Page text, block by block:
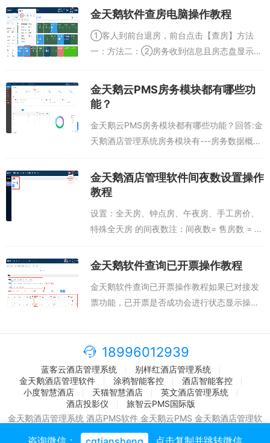
点击查询，可以查出当前单位/中介的所有预订
金天鹅软件查房电脑操作教程
①客人到前台退房，前台点击【查房】方法
一：方法二：②房务收到信息且房态盘显示
【小商品】或【赔偿】的消费，直接录入（或
者同步前台录入）④完成后点击【OK房】方
金天鹅云PMS房务模块都有哪些功
能？
金天鹅云PMS房务模块都有哪些功能？回答:金
天鹅酒店管理系统房务模块有---房务数据概
览、维修记录、锁房记录、房态日志、房扫管
理、能耗管理、能耗重置日志。 具体模块功
能说明：1...
金天鹅酒店管理软件间夜数设置操作
教程
设置：全天房、钟点房、午夜房、手工房价、
特殊全天房 的间夜数注：间夜数= 售房数 = 一
笔房间账务1.确认是否允许门店进行间夜数设
置集团开启开关，门店才可设置，否则统一由
金天鹅软件查询已开票操作教程
金天鹅软件查询已开票操作教程如果已对接发
票功能，已开票是否成功会进行状态显示操作
忘记填写邮箱或者酒店手动添加的时候未填写
邮箱，发票开具后，不能再修改邮箱，只能...
18996012939
蓝客云酒店管理系统
别样红酒店管理系统
金天鹅酒店管理软件
涂鸦智能客控
酒店智能客控
小度智慧酒店
天猫智慧酒店
英文酒店管理系统
酒店投影仪
旅智云PMS国际版
金天鹅酒店管理系统 酒店PMS软件 金天鹅云PMS 金天鹅酒店管理软
system|酒店智能客控
咨询微信： 点击复制并跳转微信